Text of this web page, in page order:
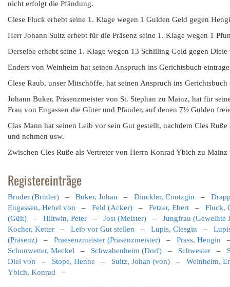
nicht erfolgt die Pfändung.
Clese Fluck erhebt seine 1. Klage wegen 1 Gulden Geld gegen
Herr Johann Sultz erhebt für die Präsenz seine 1. Klage wegen 1
Derselbe erhebt seine 1. Klage wegen 13 Schilling Geld gegen
Enders von Weinheim hat seinen Anspruch ins Gerichtsbuch
Clese Raub, unser Mitschöffe, hat seinen Anspruch ins
Johann Buker, Präsenzmeister von St. Stephan zu Mainz, hat für
Frau von Engassen die Güter und Pfänder, auf denen 7½ Gulden
Clas Mann hat seinen Leib vor sein Gut gestellt, nachdem Cles
und nehmen usw.
Zwischen Cles Ruße als Vertreter von Herrn Konrad Ybich zu Mainz
Registereinträge
Bruder (Brüder) – Buker, Johan – Dinckler, Contzgin –
Engassen, Hebel von – Feld (Acker) – Fetzer, Ebert – Fluck,
(Gült) – Hiltwin, Peter – Jost (Meister) – Jungfrau (Geweihte
Kocher, Ketter – Leib vor Gut stellen – Lupis, Clesgin –
(Präsenz) – Praesenzmeister (Präsenzmeister) – Prass, Hengin
Schonwetter, Meckel – Schwabenheim (Dorf) – Schwester –
Diel von – Stope, Henne – Sultz, Johan (von) – Weinheim,
Ybich, Konrad –